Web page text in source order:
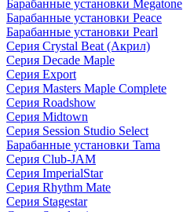
Барабанные установки Megatone
Барабанные установки Peace
Барабанные установки Pearl
Серия Crystal Beat (Акрил)
Серия Decade Maple
Серия Export
Серия Masters Maple Complete
Серия Roadshow
Серия Midtown
Серия Session Studio Select
Барабанные установки Tama
Серия Club-JAM
Серия ImperialStar
Серия Rhythm Mate
Серия Stagestar